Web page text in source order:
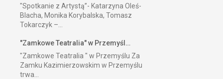
"Spotkanie z Artystą”- Katarzyna Oleś-
Blacha, Monika Korybalska, Tomasz
Tokarczyk –...
"Zamkowe Teatralia" w Przemyśl…
"Zamkowe Teatralia " w Przemyślu Za
Zamku Kazimierzowskim w Przemyślu
trwa...